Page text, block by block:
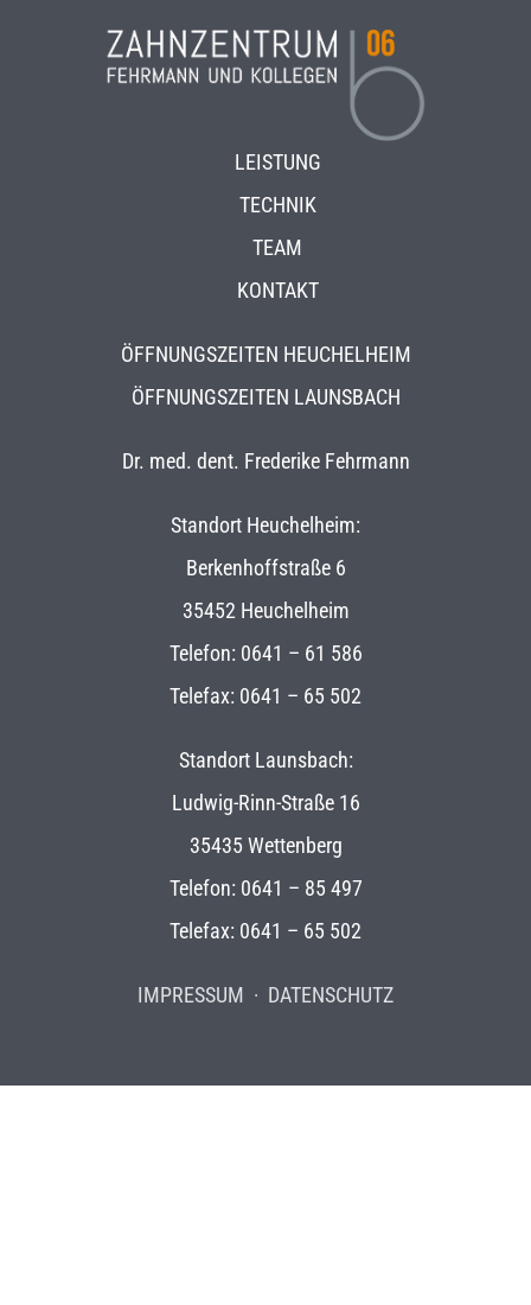
LEISTUNG
TECHNIK
TEAM
KONTAKT
ÖFFNUNGSZEITEN HEUCHELHEIM
ÖFFNUNGSZEITEN LAUNSBACH
Dr. med. dent. Frederike Fehrmann
Standort Heuchelheim:
Berkenhoffstraße 6
35452 Heuchelheim
Telefon: 0641 – 61 586
Telefax: 0641 – 65 502
Standort Launsbach:
Ludwig-Rinn-Straße 16
35435 Wettenberg
Telefon: 0641 – 85 497
Telefax: 0641 – 65 502
IMPRESSUM · DATENSCHUTZ